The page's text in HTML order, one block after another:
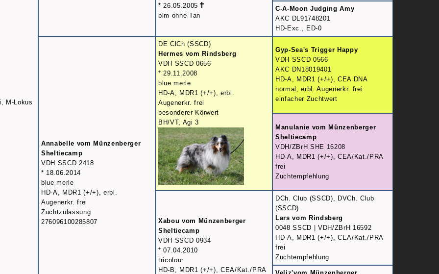
M-Lokus
* 26.05.2005
blm ohne Tan
C-A-Moon Judging Amy
AKC DL91748201
HD-Exc., ED-0
Annabelle vom Münzenberger
Sheltiecamp
VDH SSCD 2418
* 18.06.2014
blue merle
HD-A, MDR1 (+/+), erbl.
Augenerkr. frei
Zuchtzulassung
276096100285807
DE ClCh (SSCD)
Hermes vom Rindsberg
VDH SSCD 0656
* 29.11.2008
blue merle
HD-A, MDR1 (+/+), erbl.
Augenerkr. frei
besonderer Körwert
BH/VT, Agi 3
Gyp-Sea's Trigger Happy
VDH SSCD 0566
AKC DN18019401
HD-A, MDR1 (+/+), CEA DNA
normal, erbl. Augenerkr. frei
einfacher Zuchtwert
Manulanie vom Münzenberger
Sheltiecamp
VDH/ZBrH SHE 16208
HD-A, MDR1 (+/+), CEA/Kat./PRA
frei
Zuchtempfehlung
Xabou vom Münzenberger
Sheltiecamp
VDH SSCD 0934
* 07.04.2010
tricolour
HD-B, MDR1 (+/+), CEA/Kat./PRA
DCh. Club (SSCD), DVCh. Club
(SSCD)
Lars vom Rindsberg
0048 SSCD | VDH/ZBrH 16592
HD-A, MDR1 (+/+), CEA/Kat./PRA
frei
Zuchtempfehlung